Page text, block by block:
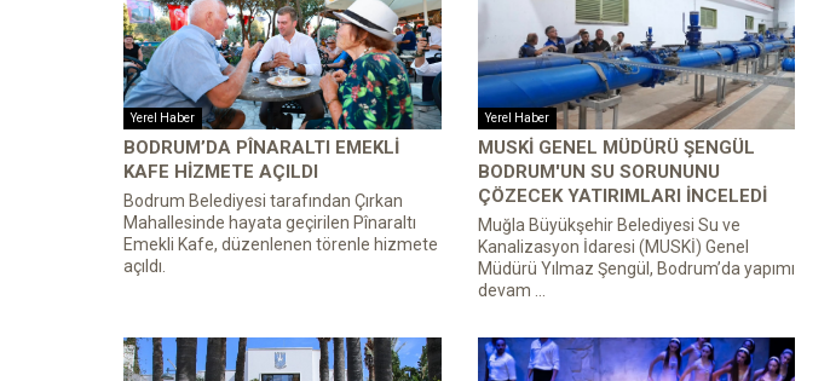
Yerel Haber
BODRUM’DA PÎNARALTI EMEKLI
KAFE HIZMETE AÇILDI
Bodrum Belediyesi tarafından Çırkan
Mahallesinde hayata geçirilen Pînaraltı
Emekli Kafe, düzenlenen törenle hizmete
açıldı.
Yerel Haber
MUSKİ GENEL MÜDÜRÜ ŞENGÜL
BODRUM'UN SU SORUNUNU
ÇÖZECEK YATIRIMLARI INCELEDI
Muğla Büyükşehir Belediyesi Su ve
Kanalizasyon İdaresi (MUSKİ) Genel
Müdürü Yılmaz Şengül, Bodrum’da yapımı
devam ...